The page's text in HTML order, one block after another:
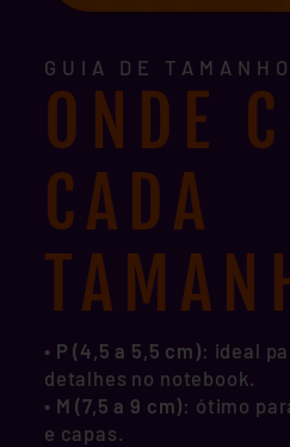
GUIA DE TAMANHO
ONDE
CADA
• P (4,5 a 5,5 cm): ideal
detalhes no notebook.
• M (7,5 a 9 cm): ótimo
e capas.